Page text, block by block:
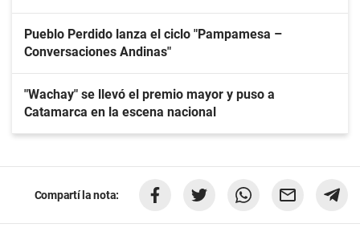
Pueblo Perdido lanza el ciclo "Pampamesa –
Conversaciones Andinas"
"Wachay" se llevó el premio mayor y puso a
Catamarca en la escena nacional
Compartí la nota: